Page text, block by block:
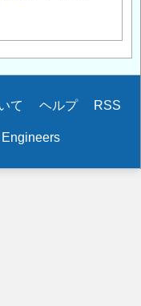
て ヘルプ RSS